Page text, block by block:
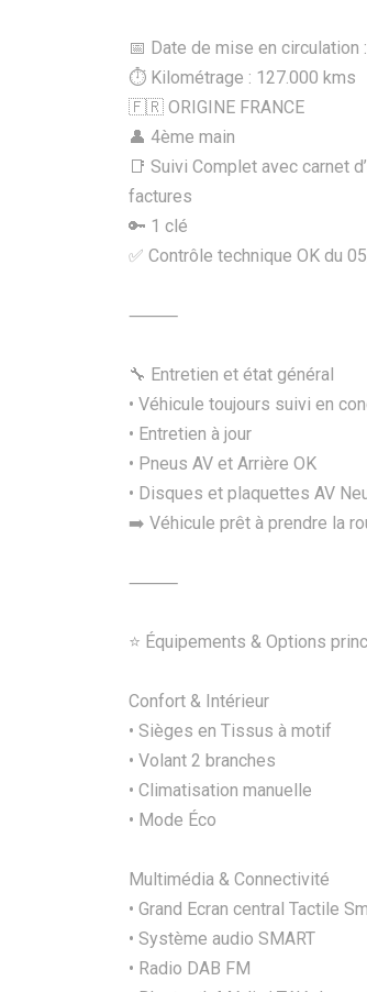
📅 Date de mise en
⏱️ Kilométrage : 127.000 kms
🇫🇷 ORIGINE FRANCE
👤 4ème main
📑 Suivi Complet avec carnet
factures
🔑 1 clé
✅ Contrôle technique OK du
⸻
🔧 Entretien et état général
• Véhicule toujours suivi en
• Entretien à jour
• Pneus AV et Arrière OK
• Disques et plaquettes AV
➡️ Véhicule prêt à prendre la
⸻
⭐ Équipements & Options
Confort & Intérieur
• Sièges en Tissus à motif
• Volant 2 branches
• Climatisation manuelle
• Mode Éco
Multimédia & Connectivité
• Grand Ecran central Tactile
• Système audio SMART
• Radio DAB FM